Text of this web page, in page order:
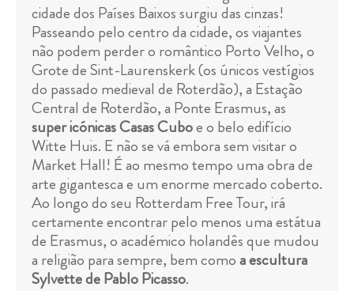
cidade dos Países Baixos surgiu das cinzas!
Passeando pelo centro da cidade, os viajantes
não podem perder o romântico Porto Velho, o
Grote de Sint-Laurenskerk (os únicos vestígios
do passado medieval de Roterdão), a Estação
Central de Roterdão, a Ponte Erasmus, as
super icónicas Casas Cuboe o belo edifício
Witte Huis. E não se vá embora sem visitar o
Market Hall! É ao mesmo tempo uma obra de
arte gigantesca e um enorme mercado coberto.
Ao longo do seu Rotterdam Free Tour, irá
certamente encontrar pelo menos uma estátua
de Erasmus, o académico holandês que mudou
a religião para sempre, bem comoa escultura
Sylvette de Pablo Picasso.